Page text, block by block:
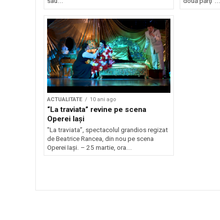
ACTUALITATE 10 ani ago
“La traviata” revine pe scena
Operei Iaşi
"La traviata”, spectacolul grandios regizat
de Beatrice Rancea, din nou pe scena
Operei Iaşi. – 25 martie, ora...